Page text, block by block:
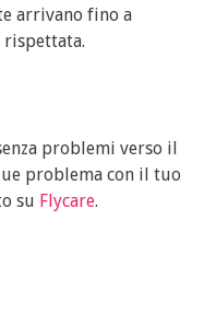
arrivano fino a
rispettata.
problemi verso il
problema con il tuo
su Flycare.